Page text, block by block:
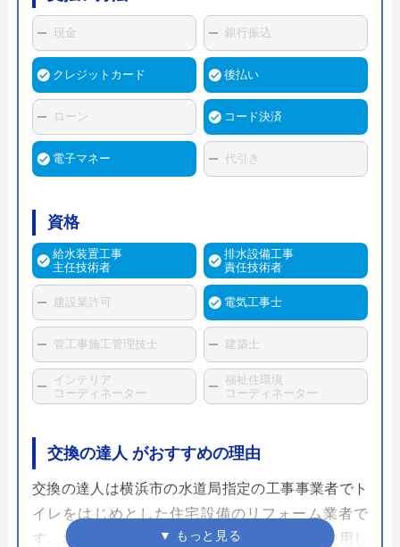
現金 銀行振込
クレジットカード 後払い
ローン コード決済
電子マネー 代引き
資格
給水装置工事
主任技術者
排水設備工事
責任技術者
建設業許可 電気工事士
管工事施工管理技士 建築士
インテリア
コーディネーター
福祉住環境
コーディネーター
交換の達人 がおすすめの理由
交換の達人は横浜市の水道局指定の工事事業者でト
イレをはじめとした住宅設備のリフォーム業者で
す。ホームページでは自分の希望条件や現在使用し